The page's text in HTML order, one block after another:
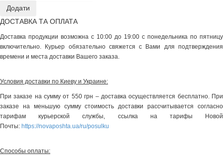
ДОСТАВКА ТА ОПЛАТА
Доставка продукции возможна с 10:00 до 19:00 с понедельника по пятницу
включительно. Курьер обязательно свяжется с Вами для подтверждения
времени и места доставки Вашего заказа.
Условия доставки по Киеву и Украине:
При заказе на сумму от 550 грн – доставка осуществляется бесплатно. При
заказе на меньшую сумму стоимость доставки рассчитывается согласно
тарифам курьерской службы, ссылка на тарифы Новой
Почты: https://novaposhta.ua/ru/posulku
Способы оплаты: